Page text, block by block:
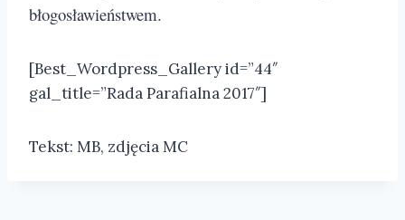
błogosławieństwem.
[Best_Wordpress_Gallery id=”44″
gal_title=”Rada Parafialna 2017″]
Tekst: MB, zdjęcia MC